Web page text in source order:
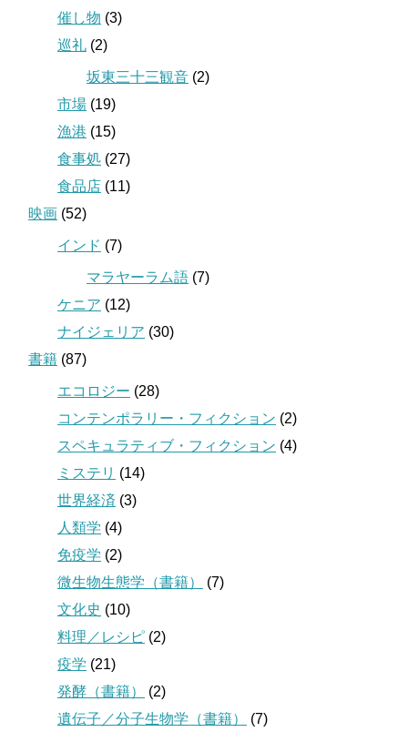
催し物 (3)
巡礼 (2)
坂東三十三観音 (2)
市場 (19)
漁港 (15)
食事処 (27)
食品店 (11)
映画 (52)
インド (7)
マラヤーラム語 (7)
ケニア (12)
ナイジェリア (30)
書籍 (87)
エコロジー (28)
コンテンポラリー・フィクション (2)
スペキュラティブ・フィクション (4)
ミステリ (14)
世界経済 (3)
人類学 (4)
免疫学 (2)
微生物生態学（書籍）
(7)
文化史 (10)
料理／レシピ (2)
疫学 (21)
発酵（書籍）
(2)
遺伝子／分子生物学（書籍）
(7)